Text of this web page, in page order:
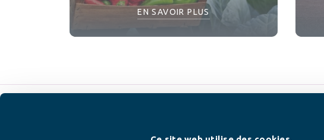
EN SAVOIR PLUS